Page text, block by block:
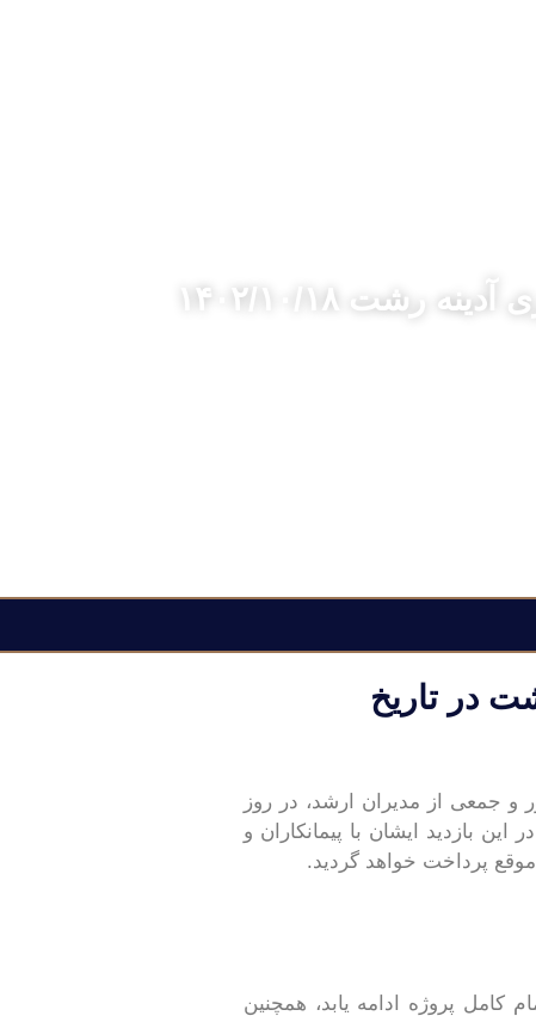
۱۴۰۲/۱۰/۱۸
در تاریخ
جمعی از مدیران ارشد، در روز
این بازدید ایشان با پیمانکاران و
پرداخت خواهد گردید.
کامل پروژه ادامه یابد، همچنین